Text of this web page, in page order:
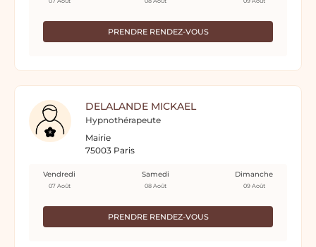
PRENDRE RENDEZ-VOUS
DELALANDE MICKAEL
Hypnothérapeute
Mairie
75003 Paris
PRENDRE RENDEZ-VOUS
Vendredi
07 Août
Samedi
08 Août
Dimanche
09 Août